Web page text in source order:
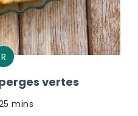
R
vertes
mins